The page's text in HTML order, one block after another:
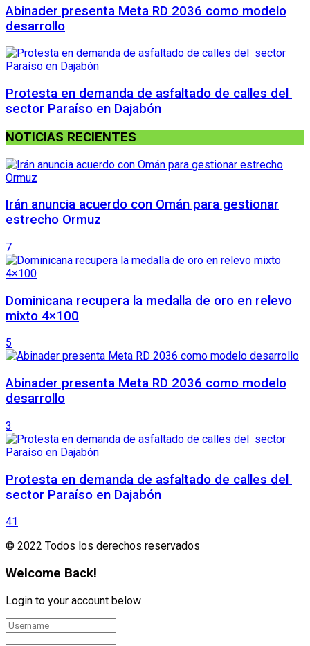
Abinader presenta Meta RD 2036 como modelo
desarrollo
Protesta en demanda de asfaltado de calles del
sector Paraíso en Dajabón
NOTICIAS RECIENTES
Irán anuncia acuerdo con Omán para gestionar
estrecho Ormuz
7
Dominicana recupera la medalla de oro en relevo
mixto 4×100
5
Abinader presenta Meta RD 2036 como modelo
desarrollo
3
Protesta en demanda de asfaltado de calles del
sector Paraíso en Dajabón
41
© 2022 Todos los derechos reservados
Welcome Back!
Login to your account below